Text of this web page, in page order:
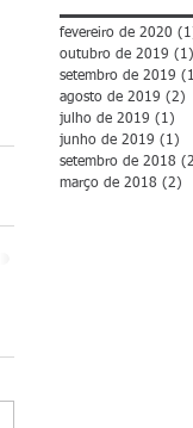
fevereiro de 2020
outubro de 2019 (1)
setembro de 2019
agosto de 2019 (2)
julho de 2019 (1)
junho de 2019 (1)
setembro de 2018
março de 2018 (2)